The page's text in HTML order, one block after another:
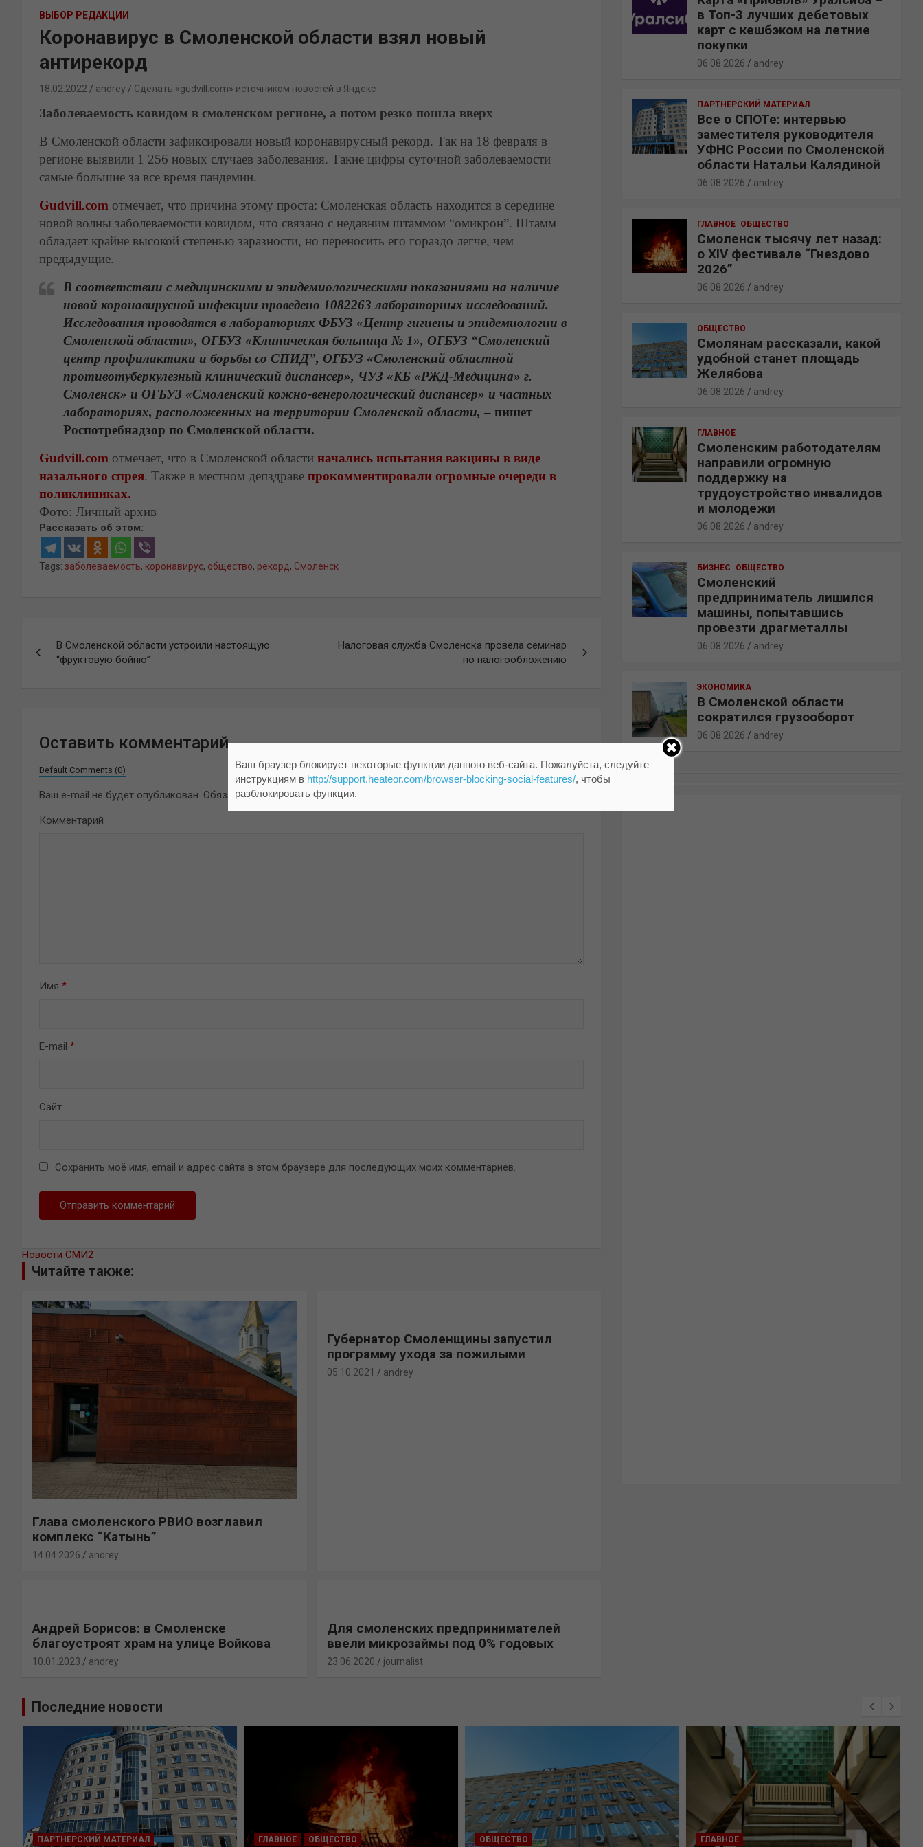
ВЫБОР РЕДАКЦИИ
Коронавирус в Смоленской области взял новый
антирекорд
18.02.2022 andrey Сделать «gudvill.com» источником новостей в Яндекс
Заболеваемость ковидом в смоленском регионе, а потом резко пошла вверх
В Смоленской области зафиксировали новый коронавирусный рекорд. Так на 18 февраля в
регионе выявили 1 256 новых случаев заболевания. Такие цифры суточной заболеваемости
самые большие за все время пандемии.
Gudvill.com отмечает, что причина этому проста: Смоленская область находится в середине
новой волны заболеваемости ковидом, что связано с недавним штаммом “омикрон”. Штамм
обладает крайне высокой степенью заразности, но переносить его гораздо легче, чем
предыдущие.
В соответствии с медицинскими и эпидемиологическими показаниями на наличие
новой коронавирусной инфекции проведено 1082263 лабораторных исследований.
Исследования проводятся в лабораториях ФБУЗ «Центр гигиены и эпидемиологии в
Смоленской области», ОГБУЗ «Клиническая больница № 1», ОГБУЗ “Смоленский
центр профилактики и борьбы со СПИД”, ОГБУЗ «Смоленский областной
противотуберкулезный клинический диспансер», ЧУЗ «КБ «РЖД-Медицина» г.
Смоленск» и ОГБУЗ «Смоленский кожно-венерологический диспансер» и частных
лабораториях, расположенных на территории Смоленской области, – пишет
Роспотребнадзор по Смоленской области.
Gudvill.com отмечает, что в Смоленской области начались испытания вакцины в виде
назального спрея. Также в местном депздраве прокомментировали огромные очереди в
поликлиниках.
Фото: Личный архив
Рассказать об этом:
Tags: заболеваемость, коронавирус, общество, рекорд, Смоленск
по
В Смоленской области устроили настоящую
“фруктовую бойню”
Налоговая служба Смоленска провела семинар
по налогообложению
Оставить комментарий
Default Comments (0)
Ваш e-mail не будет опубликован. Обязательные поля помечены*
Комментарий
Имя *
E-mail *
Сайт
Сохранить моё имя, email и адрес сайта в этом браузере для последующих моих комментариев.
Новости СМИ2
Читайте также:
Глава смоленского РВИО возглавил
комплекс “Катынь”
14.04.2026 andrey
Губернатор Смоленщины запустил
программу ухода за пожилыми
05.10.2021 andrey
Андрей Борисов: в Смоленске
благоустроят храм на улице Войкова
10.01.2023 andrey
Для смоленских предпринимателей
ввели микрозаймы под 0% годовых
23.06.2020 journalist
в Топ-3 лучших дебетовых
карт с кешбэком на летние
покупки
06.08.2026 andrey
ПАРТНЕРСКИЙ МАТЕРИАЛ
Все о СПОТе: интервью
заместителя руководителя
УФНС России по Смоленской
области Натальи Калядиной
06.08.2026 andrey
ГЛАВНОЕ ОБЩЕСТВО
Смоленск тысячу лет назад:
о XIV фестивале “Гнездово
2026”
06.08.2026 andrey
ОБЩЕСТВО
Смолянам рассказали, какой
удобной станет площадь
Желябова
06.08.2026 andrey
ГЛАВНОЕ
Смоленским работодателям
направили огромную
поддержку на
трудоустройство инвалидов
и молодежи
06.08.2026 andrey
БИЗНЕС ОБЩЕСТВО
Смоленский
предприниматель лишился
машины, попытавшись
провезти драгметаллы
06.08.2026 andrey
ЭКОНОМИКА
В Смоленской области
сократился грузооборот
06.08.2026 andrey
Последние новости
ПАРТНЕРСКИЙ МАТЕРИАЛ ГЛАВНОЕ ОБЩЕСТВО ОБЩЕСТВО ГЛАВНОЕ
Ваш браузер блокирует некоторые функции данного веб-сайта. Пожалуйста, следуйте
инструкциям в http://support.heateor.com/browser-blocking-social-features/, чтобы
разблокировать функции.